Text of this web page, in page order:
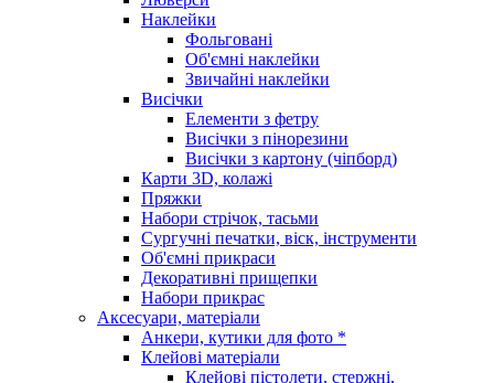
Наклейки
Фольговані
Об'ємні наклейки
Звичайні наклейки
Висічки
Елементи з фетру
Висічки з пінорезини
Висічки з картону (чіпборд)
Карти 3D, колажі
Пряжки
Набори стрічок, тасьми
Сургучні печатки, віск, інструменти
Об'ємні прикраси
Декоративні прищепки
Набори прикрас
Аксесуари, матеріали
Анкери, кутики для фото *
Клейові матеріали
Клейові пістолети, стержні,